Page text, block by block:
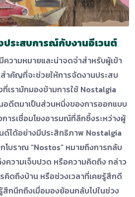
ระสบการณ์กับงานอีเวนต์
วามหมายและน่าจดจำสำหรับผู้เข้า
ำคัญที่จะช่วยให้การจัดงานประสบ
เรามักมองข้ามการใช้ Nostalgia
อดีตมาเป็นส่วนหนึ่งของการออกแบบ
ารเชื่อมโยงอารมณ์ที่ลึกซึ้งระหว่างผู้
ด์ได้อย่างมีประสิทธิภาพ Nostalgia
โบราณ “Nostos” หมายถึงการกลับ
งความเจ็บปวด หรือความคิดถึง กล่าว
ดถึงบ้าน หรือช่วงเวลาที่เคยรู้สึกดี
กนึกถึงเมื่อมองย้อนกลับไปในช่วง